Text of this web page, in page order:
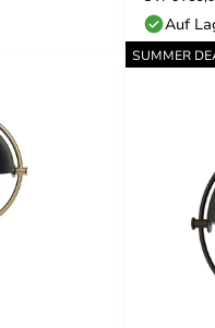
Auf
SUMMER